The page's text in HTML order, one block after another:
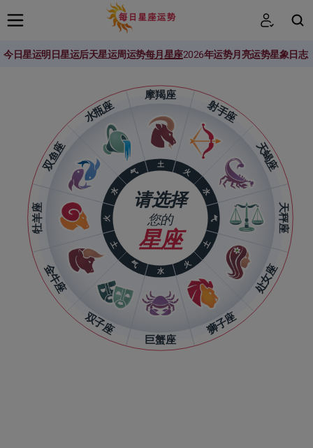
今日星运明日星运后天星运周运势每月星座2026年运势月亮运势星象日志
牡羊座
金牛座
双子座
巨蟹座
狮子座
处女座
天秤座
天蝎座
射手座
摩羯座
水瓶座
双鱼座
火
土
气
水
火
土
气
水
火
土
气
水 请选择
您的
星座